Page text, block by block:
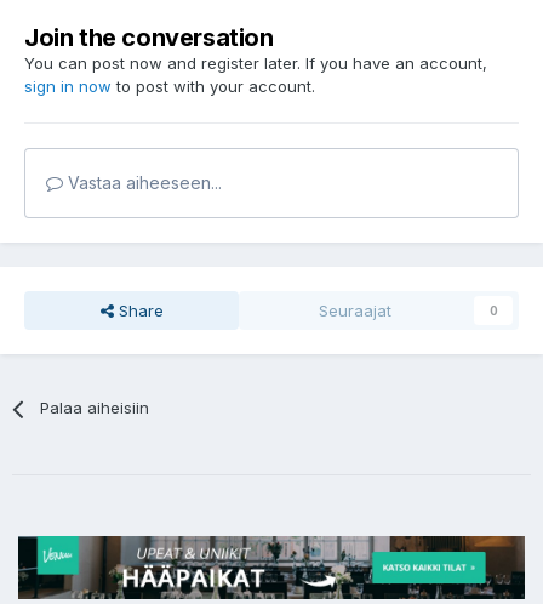
Join the conversation
You can post now and register later. If you have an account,
sign in now to post with your account.
Vastaa aiheeseen...
Share Seuraajat 0
Palaa aiheisiin